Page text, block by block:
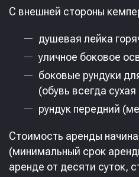
С внешней стороны
душевая лейка
уличное боковое
боковые рундуки
(обувь всегда
рундук передний
Стоимость аренды
(минимальный срок
аренде от десяти суток,